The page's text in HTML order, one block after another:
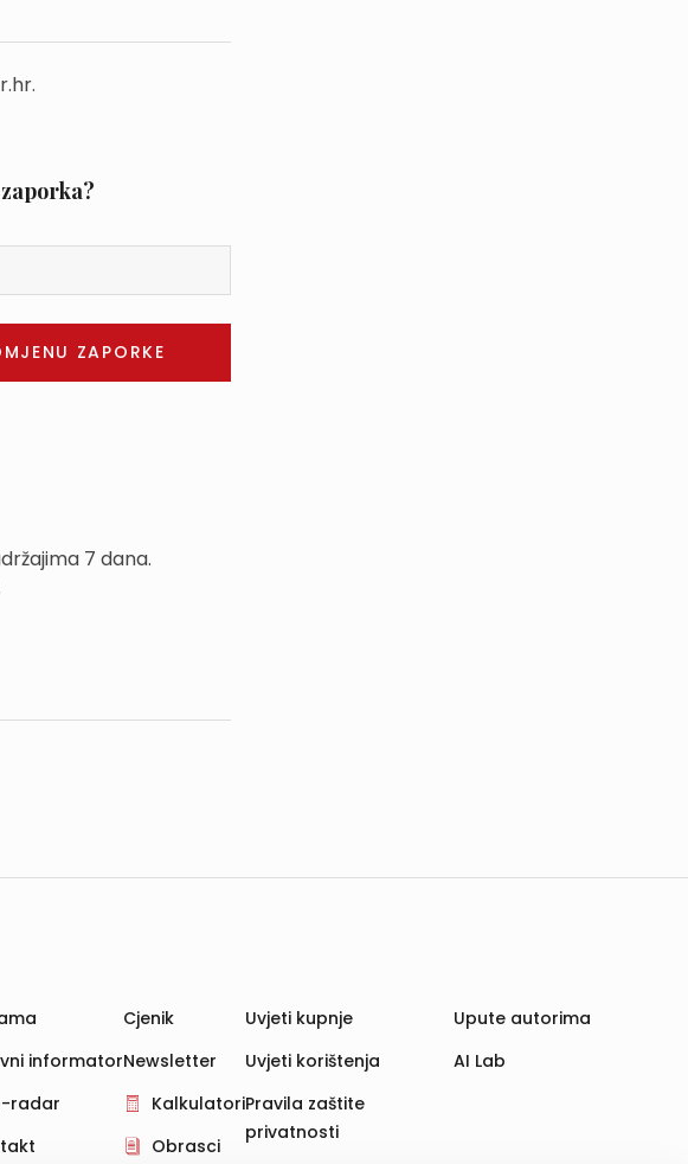
7 dana.
informator
radar
Cjenik
Newsletter
Kalkulatori
Obrasci
Uvjeti kupnje
Uvjeti korištenja
Pravila zaštite
privatnosti
Upute autorima
AI Lab